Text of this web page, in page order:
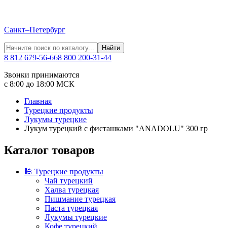
Санкт–Петербург
Найти
8 812 679-56-668 800 200-31-44
Звонки принимаются
с 8:00 до 18:00 МСК
Главная
Турецкие продукты
Лукумы турецкие
Лукум турецкий с фисташками "ANADOLU" 300 гр
Каталог товаров
🕌 Турецкие продукты
Чай турецкий
Халва турецкая
Пишмание турецкая
Паста турецкая
Лукумы турецкие
Кофе турецкий